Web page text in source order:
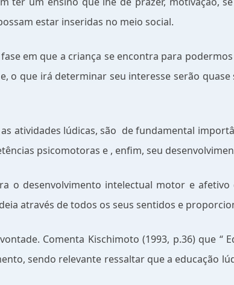
estar inseridas no meio social.
em que a criança se encontra para
o que irá determinar seu interesse serão
atividades lúdicas, são de fundamental
psicomotoras e , enfim, seu
o desenvolvimento intelectual motor e
através de todos os seus sentidos e
Comenta Kischimoto (1993, p.36) que “
sendo relevante ressaltar que a educação